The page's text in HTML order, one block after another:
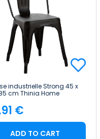
industrielle Strong 45 x
cm Thinia Home
€
ADD TO CART